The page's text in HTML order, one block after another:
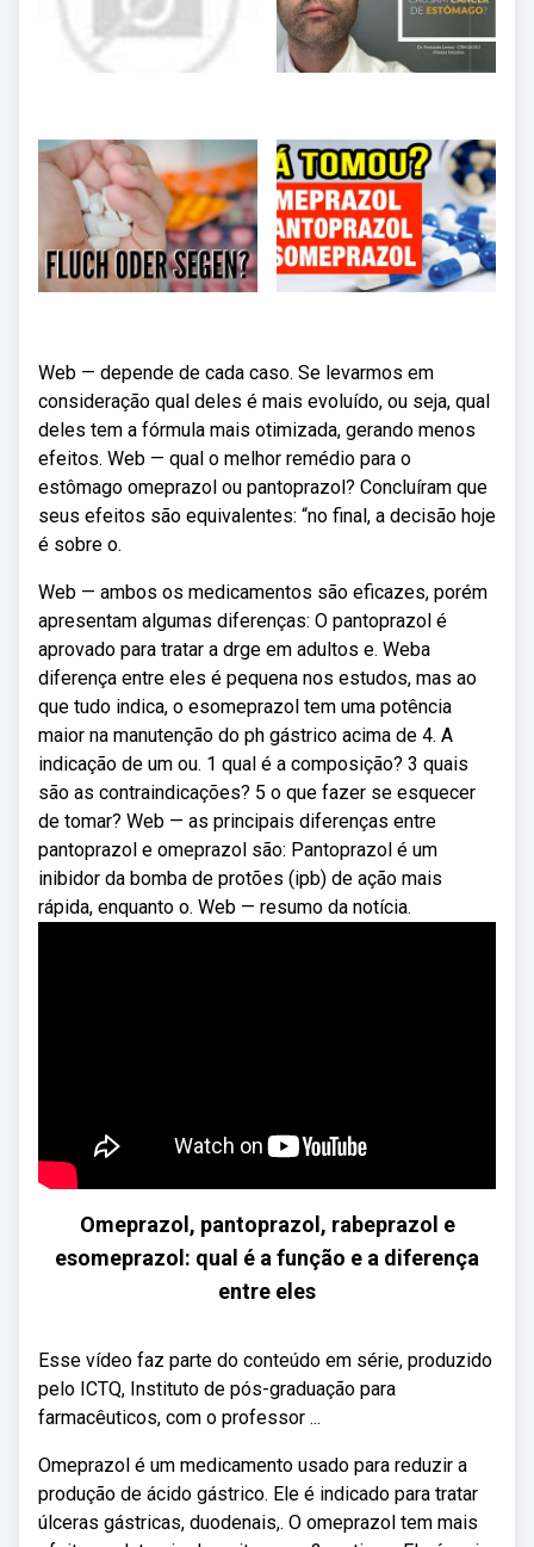
Web — depende de cada caso. Se levarmos em
consideração qual deles é mais evoluído, ou seja, qual
deles tem a fórmula mais otimizada, gerando menos
efeitos. Web — qual o melhor remédio para o
estômago omeprazol ou pantoprazol? Concluíram que
seus efeitos são equivalentes: “no final, a decisão hoje
é sobre o.
Web — ambos os medicamentos são eficazes, porém
apresentam algumas diferenças: O pantoprazol é
aprovado para tratar a drge em adultos e. Weba
diferença entre eles é pequena nos estudos, mas ao
que tudo indica, o esomeprazol tem uma potência
maior na manutenção do ph gástrico acima de 4. A
indicação de um ou. 1 qual é a composição? 3 quais
são as contraindicações? 5 o que fazer se esquecer
de tomar? Web — as principais diferenças entre
pantoprazol e omeprazol são: Pantoprazol é um
inibidor da bomba de protões (ipb) de ação mais
rápida, enquanto o. Web — resumo da notícia.
Omeprazol, pantoprazol, rabeprazol e
esomeprazol: qual é a função e a diferença
entre eles
Esse vídeo faz parte do conteúdo em série, produzido
pelo ICTQ, Instituto de pós-graduação para
farmacêuticos, com o professor ...
Omeprazol é um medicamento usado para reduzir a
produção de ácido gástrico. Ele é indicado para tratar
úlceras gástricas, duodenais,. O omeprazol tem mais